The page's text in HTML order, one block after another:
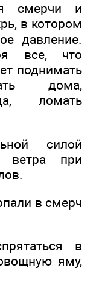
смерчи и
в котором
давление.
все, что
поднимать
дома,
ломать
силой
ветра при
в смерч
в
яму,